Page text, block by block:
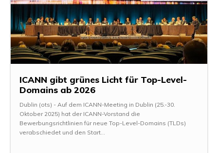
ICANN gibt grünes Licht für Top-Level-
Domains ab 2026
Dublin (ots) - Auf dem ICANN-Meeting in Dublin (25.-30.
Oktober 2025) hat der ICANN-Vorstand die
Bewerbungsrichtlinien für neue Top-Level-Domains (TLDs)
verabschiedet und den Start...